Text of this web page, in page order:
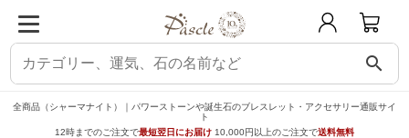
search
全商品（シャーマナイト）｜パワーストーンや誕生石のブレスレット・アクセサリー通販サイ
ト
12時までのご注文で最短翌日にお届け 10,000円以上のご注文で送料無料